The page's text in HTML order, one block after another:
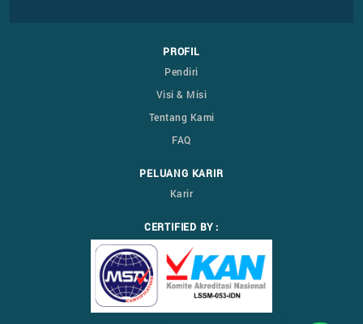
PROFIL
Pendiri
Visi & Misi
Tentang Kami
FAQ
PELUANG KARIR
Karir
CERTIFIED BY :